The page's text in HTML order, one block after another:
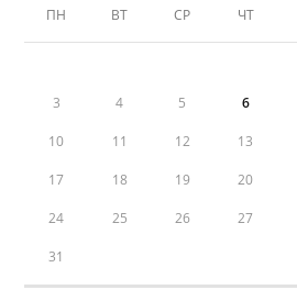
ПН ВТ СР ЧТ
3 4 5 6
10 11 12 13
17 18 19 20
24 25 26 27
31